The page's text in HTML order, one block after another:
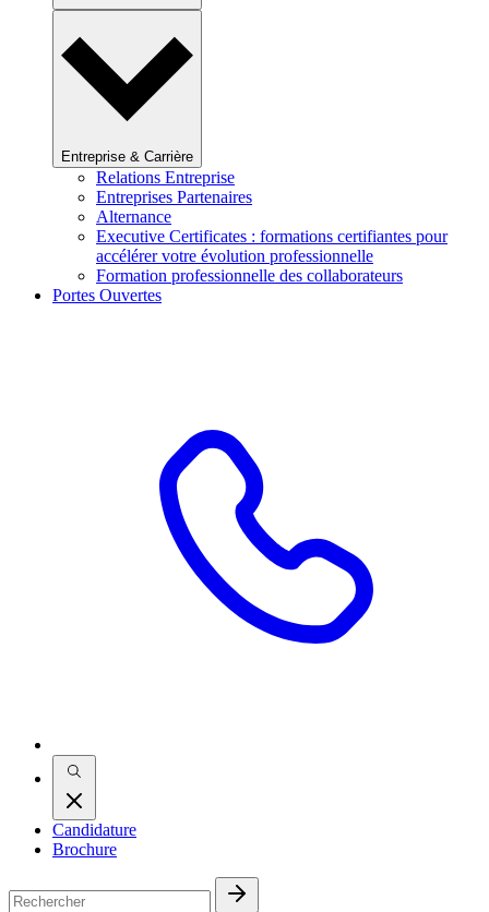
Entreprise & Carrière
Relations Entreprise
Entreprises Partenaires
Alternance
Executive Certificates : formations certifiantes pour
accélérer votre évolution professionnelle
Formation professionnelle des collaborateurs
Portes Ouvertes
Candidature
Brochure